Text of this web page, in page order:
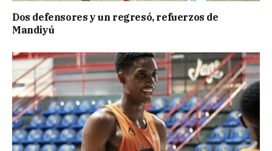
Dos defensores y un regresó, refuerzos de
Mandiyú